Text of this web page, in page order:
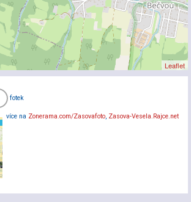
Leaflet
fotek
více na Zonerama.com/Zasovafoto, Zasova-Vesela.Rajce.net